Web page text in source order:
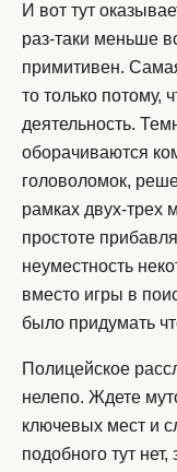
И вот тут
раз-таки меньше
примитивен.
то только потому,
деятельность.
оборачиваются
головоломок,
рамках двух-трех
простоте
неуместность
вместо игры в
было придумать
Полицейское
нелепо. Ждете
ключевых мест и
подобного тут